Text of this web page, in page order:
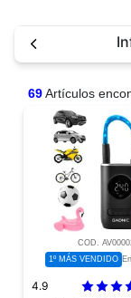
69Artículos
COD.
1º MÁS VENDIDO
4.9